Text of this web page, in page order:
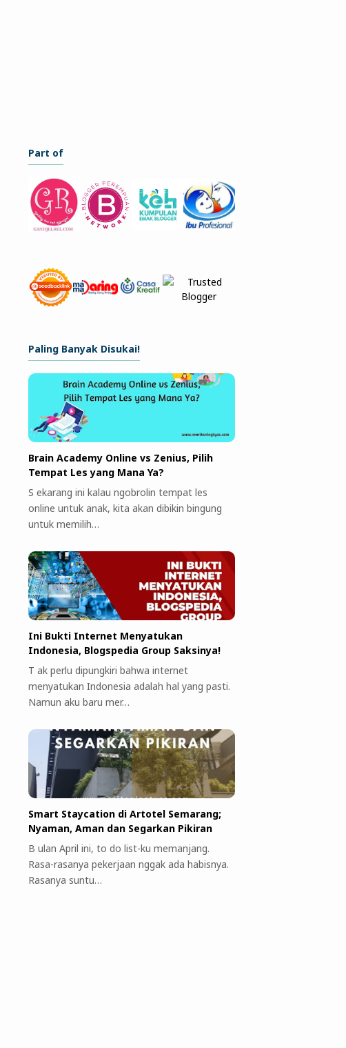
Part of
Paling Banyak Disukai!
Brain Academy Online vs Zenius, Pilih
Tempat Les yang Mana Ya?
S ekarang ini kalau ngobrolin tempat les
online untuk anak, kita akan dibikin bingung
untuk memilih…
Ini Bukti Internet Menyatukan
Indonesia, Blogspedia Group Saksinya!
T ak perlu dipungkiri bahwa internet
menyatukan Indonesia adalah hal yang pasti.
Namun aku baru mer…
Smart Staycation di Artotel Semarang;
Nyaman, Aman dan Segarkan Pikiran
B ulan April ini, to do list-ku memanjang.
Rasa-rasanya pekerjaan nggak ada habisnya.
Rasanya suntu…